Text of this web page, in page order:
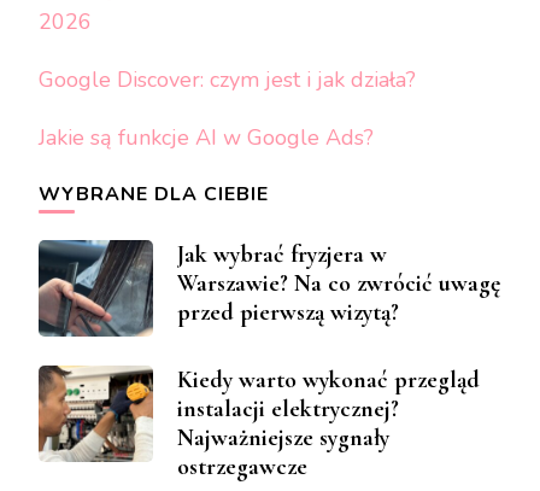
2026
Google Discover: czym jest i jak działa?
Jakie są funkcje AI w Google Ads?
WYBRANE DLA CIEBIE
Jak wybrać fryzjera w
Warszawie? Na co zwrócić uwagę
przed pierwszą wizytą?
Kiedy warto wykonać przegląd
instalacji elektrycznej?
Najważniejsze sygnały
ostrzegawcze